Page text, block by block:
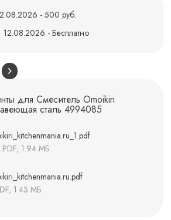
- 500 руб.
12.08.2026 - Бесплатно
для Смеситель Omoikiri
сталь 4994085
1.94 МБ
1.43 МБ